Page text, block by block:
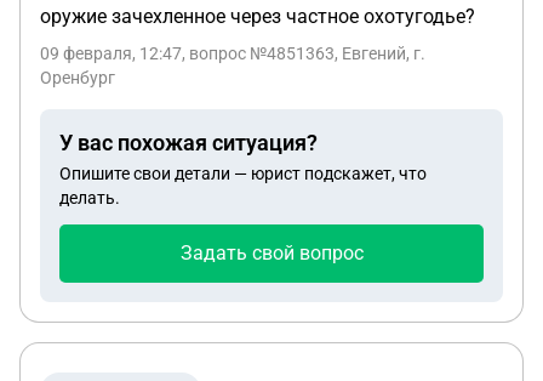
оружие зачехленное через частное охотугодье?
09 февраля, 12:47, вопрос №4851363, Евгений, г.
Оренбург
У вас похожая ситуация?
Опишите свои детали — юрист подскажет, что
делать.
Задать свой вопрос